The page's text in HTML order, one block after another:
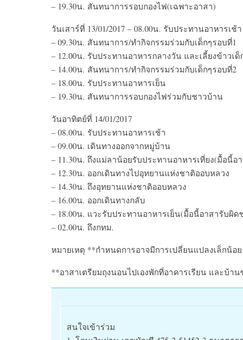
– 19.30น. สันทนาการรอบกองไฟ(เฉพาะอาสา)
วันเสาร์ที่ 13/01/2017 – 08.00น. รับประทานอาหารเช้า
– 09.30น. สันทนาการ/ทำกิจกรรมร่วมกับเด็กๆรอบที่1
– 12.00น. รับประทานอาหารกลางวัน และเลี้ยงข้าวเด็
– 14.00น. สันทนาการ/ทำกิจกรรมร่วมกับเด็กๆรอบที่2
– 18.00น. รับประทานอาหารเย็น
– 19.30น. สันทนาการรอบกองไฟร่วมกับชาวบ้าน
วันอาทิตย์ที่ 14/01/2017
– 08.00น. รับประทานอาหารเช้า
– 09.00น. เดินทางออกจากหมู่บ้าน
– 11.30น. ถึงแม่ลาน้อยรับประทานอาหารเที่ยง(มื้อนี้อ
– 12.30น. ออกเดินทางไปอุทยานแห่งชาติออบหลวง
– 14.30น. ถึงอุทยานแห่งชาติออบหลวง
– 16.00น. ออกเดินทางกลับ
– 18.00น. แวะรับประทานอาหารเย็น(มื้อนี้อาสารับผิด
– 02.00น. ถึงกทม.
หมายเหตุ **กำหนดการอาจมีการเปลี่ยนแปลงเล็กน้
**อาสาเตรียมถุงนอนไปเองพักที่อาคารเรียน และบ้
สนใจเข้าร่วม